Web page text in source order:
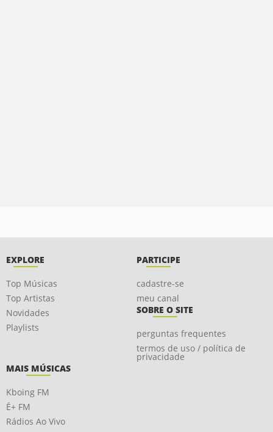
EXPLORE
Top Músicas
Top Artistas
Novidades
Playlists
PARTICIPE
cadastre-se
meu canal
SOBRE O SITE
perguntas frequentes
termos de uso / política de
privacidade
MAIS MÚSICAS
Kboing FM
É+ FM
Rádios Ao Vivo